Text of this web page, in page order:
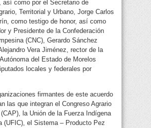
así como por el Secretario de
Territorial y Urbano, Jorge Carlos
como testigo de honor, así como
y Presidente de la Confederación
(CNC), Gerardo Sánchez
Vera Jiménez, rector de la
del Estado de Morelos
locales y federales por
firmantes de este acuerdo
las que integran el Congreso Agrario
(CAP), la Unión de la Fuerza Indígena
(UFIC), el Sistema – Producto Pez